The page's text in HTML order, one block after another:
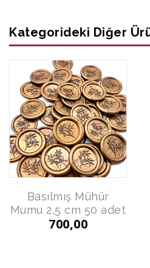
Kategorideki Diğer
Basılmış Mühür
Mumu 2,5 cm 50 adet
700,00